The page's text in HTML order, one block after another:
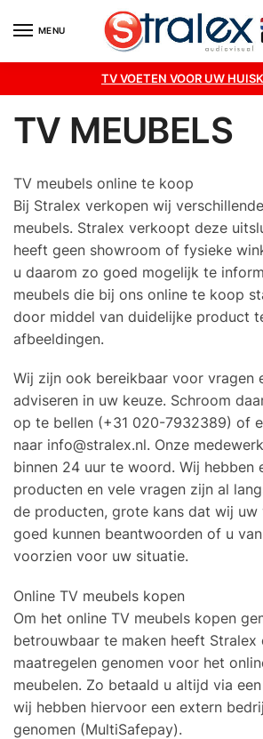
MENU
TV VOETEN VOOR UW
TV MEUBELS
TV meubels online te koop
Bij Stralex verkopen wij
meubels. Stralex verkoopt deze
heeft geen showroom of fysieke
u daarom zo goed mogelijk te
meubels die bij ons online te koop
door middel van duidelijke product
afbeeldingen.
Wij zijn ook bereikbaar voor vragen
adviseren in uw keuze. Schroom
op te bellen (+31 020-7932389) of
naar info@stralex.nl. Onze
binnen 24 uur te woord. Wij hebben
producten en vele vragen zijn al
de producten, grote kans dat wij uw
goed kunnen beantwoorden of u
voorzien voor uw situatie.
Online TV meubels kopen
Om het online TV meubels kopen
betrouwbaar te maken heeft Stralex
maatregelen genomen voor het
meubelen. Zo betaald u altijd via
wij hebben hiervoor een extern
genomen (MultiSafepay).